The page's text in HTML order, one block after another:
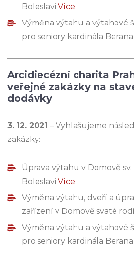
Boleslavi Více
Výměna výtahu a výtahové
pro seniory kardinála
Arcidiecézní charita
veřejné zakázky na
dodávky
3. 12. 2021 – Vyhlašujeme
zakázky:
Úprava výtahu v Domově sv.
Boleslavi Více
Výměna výtahu, dveří a
zařízení v Domově svaté
Výměna výtahu a výtahové
pro seniory kardinála